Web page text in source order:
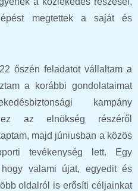
megtettek a saját és
őszén feladatot vállaltam a
a korábbi gondolataimat
kampány
az elnökség részéről
majd júniusban a közös
tevékenység lett. Egy
valami újat, egyedit és
oldalról is erősíti céljainkat